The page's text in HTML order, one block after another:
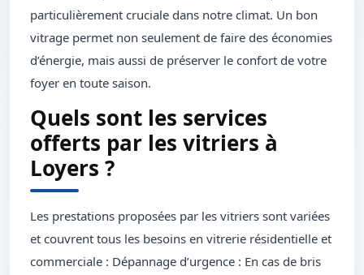
particulièrement cruciale dans notre climat. Un bon
vitrage permet non seulement de faire des économies
d’énergie, mais aussi de préserver le confort de votre
foyer en toute saison.
Quels sont les services
offerts par les vitriers à
Loyers ?
Les prestations proposées par les vitriers sont variées
et couvrent tous les besoins en vitrerie résidentielle et
commerciale : Dépannage d’urgence : En cas de bris